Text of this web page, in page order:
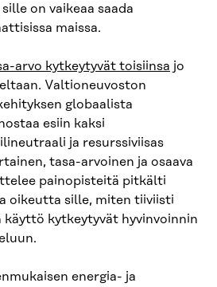
on vaikeaa saada
maissa.
arvo kytkeytyvät toisiinsa jo
Valtioneuvoston
globaalista
esiin kaksi
ja resurssiviisas
tasa-arvoinen ja osaava
painopisteitä pitkälti
oikeutta sille, miten tiiviisti
käyttö kytkeytyvät hyvinvoinnin
energia- ja